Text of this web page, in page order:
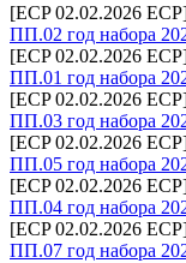
[ECP 02.02.2026
ПП.02 год набора
[ECP 02.02.2026
ПП.01 год набора
[ECP 02.02.2026
ПП.03 год набора
[ECP 02.02.2026
ПП.05 год набора
[ECP 02.02.2026
ПП.04 год набора
[ECP 02.02.2026
ПП.07 год набора